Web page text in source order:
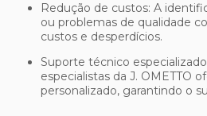
Redução de custos: A identificação precoce de desvios
ou problemas de qualidade
custos e desperdícios.
Suporte técnico especializado: A equipe de
especialistas da J. OMETTO
personalizado, garantindo o